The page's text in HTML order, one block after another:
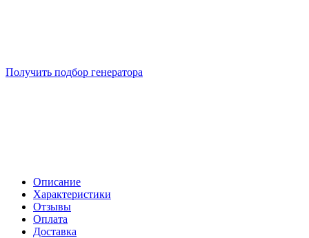
Получить подбор генератора
Описание
Характеристики
Отзывы
Оплата
Доставка